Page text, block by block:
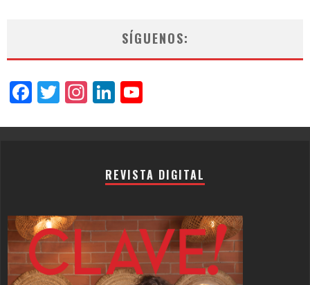
SÍGUENOS:
Facebook
Twitter
Instagram
LinkedIn
REVISTA DIGITAL